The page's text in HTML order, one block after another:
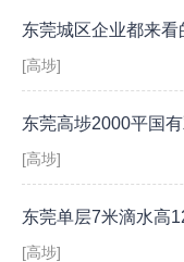
东莞城区企业都来
[高埗]
东莞高埗2000平国
[高埗]
东莞单层7米滴水高
[高埗]